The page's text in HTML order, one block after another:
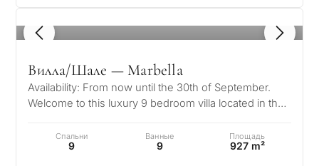
1 / 8
Вилла/Шале — Marbella
Availability: From now until the 30th of September.
Welcome to this luxury 9 bedroom villa located in the
Спальни
9
Ванные
9
Площадь
927 m²